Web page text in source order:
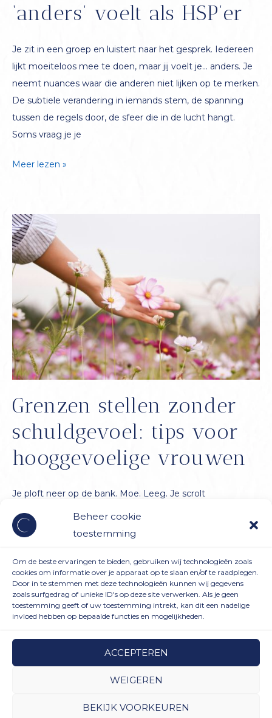
Beheer cookie
toestemming
Om de beste ervaringen te bieden, gebruiken wij technologieën zoals
cookies om informatie over je apparaat op te slaan en/of te raadplegen.
Door in te stemmen met deze technologieën kunnen wij gegevens
zoals surfgedrag of unieke ID's op deze site verwerken. Als je geen
toestemming geeft of uw toestemming intrekt, kan dit een nadelige
invloed hebben op bepaalde functies en mogelijkheden.
ACCEPTEREN
WEIGEREN
BEKIJK VOORKEUREN
‘anders’ voelt als HSP’er
Je zit in een groep en luistert naar het gesprek. Iedereen
lijkt moeiteloos mee te doen, maar jij voelt je… anders. Je
neemt nuances waar die anderen niet lijken op te merken.
De subtiele verandering in iemands stem, de spanning
tussen de regels door, de sfeer die in de lucht hangt.
Soms vraag je je
Waarom
soms
‘anders’
voelt
als
Meer lezen »
Grenzen stellen zonder
schuldgevoel: tips voor
hooggevoelige vrouwen
Je ploft neer op de bank. Moe. Leeg. Je scrolt
gedachteloos door je telefoon, maar eigenlijk voel je
vooral frustratie. Weer heb je ‘ja’ gezegd terwijl alles in je
een ander blij te maken dan om voor jezelf te kiezen. En
nu zit je hier—overprikkeld en zonder
Grenzen
zonder
Meer lezen »
Algemene Voorwaarden| Terugbetaal- en retourneringsbeleid
Copyright © 2026 Staring at the moon | Powered by